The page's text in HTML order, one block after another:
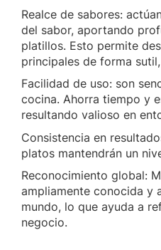
Realce de sabores:
del sabor, aportando
platillos. Esto permite
principales de forma
Facilidad de uso: son
cocina. Ahorra tiempo y
resultando valioso en
Consistencia en
platos mantendrán un
Reconocimiento global:
ampliamente conocida y
mundo, lo que ayuda a
negocio.